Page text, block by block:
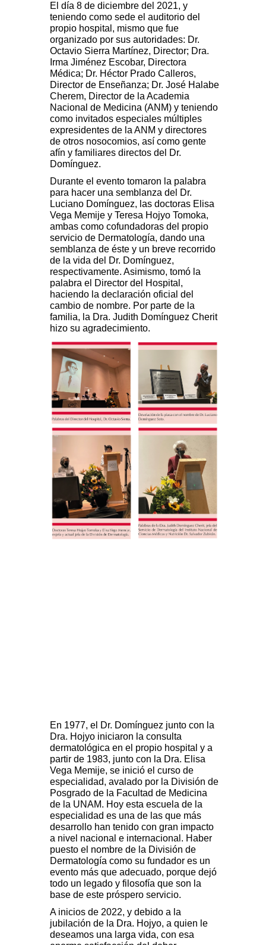
El día 8 de diciembre del 2021, y
teniendo como sede el auditorio del
propio hospital, mismo que fue
organizado por sus autoridades: Dr.
Octavio Sierra Martínez, Director; Dra.
Irma Jiménez Escobar, Directora
Médica; Dr. Héctor Prado Calleros,
Director de Enseñanza; Dr. José Halabe
Cherem, Director de la Academia
Nacional de Medicina (ANM) y teniendo
como invitados especiales múltiples
expresidentes de la ANM y directores
de otros nosocomios, así como gente
afín y familiares directos del Dr.
Domínguez.
Durante el evento tomaron la palabra
para hacer una semblanza del Dr.
Luciano Domínguez, las doctoras Elisa
Vega Memije y Teresa Hojyo Tomoka,
ambas como cofundadoras del propio
servicio de Dermatología, dando una
semblanza de éste y un breve recorrido
de la vida del Dr. Domínguez,
respectivamente. Asimismo, tomó la
palabra el Director del Hospital,
haciendo la declaración oficial del
cambio de nombre. Por parte de la
familia, la Dra. Judith Domínguez Cherit
hizo su agradecimiento.
En 1977, el Dr. Domínguez junto con la
Dra. Hojyo iniciaron la consulta
dermatológica en el propio hospital y a
partir de 1983, junto con la Dra. Elisa
Vega Memije, se inició el curso de
especialidad, avalado por la División de
Posgrado de la Facultad de Medicina
de la UNAM. Hoy esta escuela de la
especialidad es una de las que más
desarrollo han tenido con gran impacto
a nivel nacional e internacional. Haber
puesto el nombre de la División de
Dermatología como su fundador es un
evento más que adecuado, porque dejó
todo un legado y filosofía que son la
base de este próspero servicio.
A inicios de 2022, y debido a la
jubilación de la Dra. Hojyo, a quien le
deseamos una larga vida, con esa